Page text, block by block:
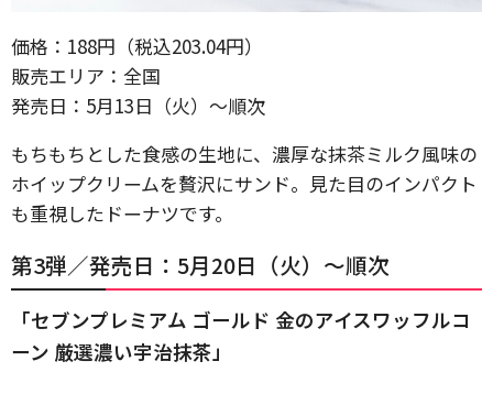
価格：188円（税込203.04円）
販売エリア：全国
発売日：5月13日（火）〜順次
もちもちとした食感の生地に、濃厚な抹茶ミルク風味の
ホイップクリームを贅沢にサンド。見た目のインパクト
も重視したドーナツです。
第3弾／発売日：5月20日（火）〜順次
「セブンプレミアム ゴールド 金のアイスワッフルコ
ーン 厳選濃い宇治抹茶」